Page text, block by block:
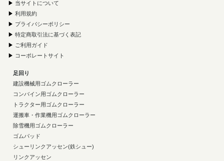
▶ 当サイトについて
▶ 利用規約
▶ プライバシーポリシー
▶ 特定商取引法に基づく表記
▶ ご利用ガイド
▶ コーポレートサイト
足回り
建設機械用ゴムクローラー
コンバイン用ゴムクローラー
トラクター用ゴムクローラー
運搬車・作業機用ゴムクローラー
除雪機用ゴムクローラー
ゴムパッド
シューリンクアッセン(鉄シュー)
リンクアッセン